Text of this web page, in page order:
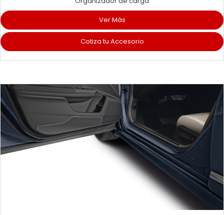
Ver Más
Cotiza tu Accesorio